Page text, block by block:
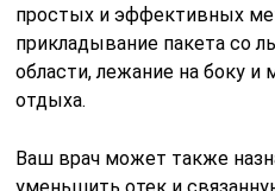
простых и эффективных
прикладывание пакета со
области, лежание на боку и
отдыха.
Ваш врач может также